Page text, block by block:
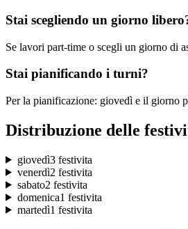
Stai scegliendo un giorno
Se lavori part-time o scegli un giorno di
Stai pianificando i turni?
Per la pianificazione: giovedì e il giorno
Distribuzione delle
giovedì3 festivita
venerdì2 festivita
sabato2 festivita
domenica1 festivita
martedì1 festivita